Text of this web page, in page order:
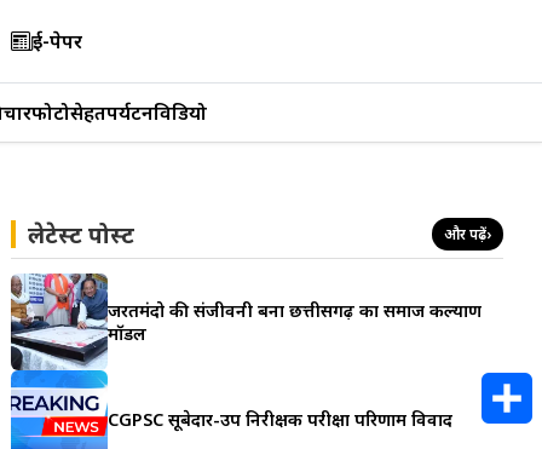
ई-पेपर
फोटोसेहतपर्यटनविडियो
लेटेस्ट पोस्ट और पढ़ें›
जरूरतमंदो की संजीवनी बना छत्तीसगढ़ का समाज कल्याण
मॉडल
CGPSC सूबेदार-उप निरीक्षक परीक्षा परिणाम विवाद